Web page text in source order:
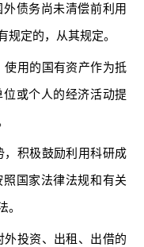
债务尚未清偿前利用
规定的，从其规定。
使用的国有资产作为抵
或个人的经济活动提
，积极鼓励利用科研成
国家法律法规和有关
。
投资、出租、出借的